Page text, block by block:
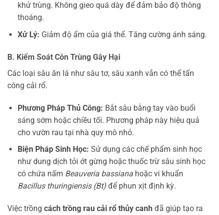
khử trùng. Không gieo quá dày để đảm bảo độ thông
thoáng.
Xử Lý: Giảm độ ẩm của giá thể. Tăng cường ánh sáng.
B. Kiểm Soát Côn Trùng Gây Hại
Các loại sâu ăn lá như sâu tơ, sâu xanh vẫn có thể tấn
công cải rổ.
Phương Pháp Thủ Công: Bắt sâu bằng tay vào buổi
sáng sớm hoặc chiều tối. Phương pháp này hiệu quả
cho vườn rau tại nhà quy mô nhỏ.
Biện Pháp Sinh Học: Sử dụng các chế phẩm sinh học
như dung dịch tỏi ớt gừng hoặc thuốc trừ sâu sinh học
có chứa nấm Beauveria bassianahoặc vi khuẩn
Bacillus thuringiensis (Bt)để phun xịt định kỳ.
Việc trồng cách trồng rau cải rổ thủy canh đã giúp tạo ra